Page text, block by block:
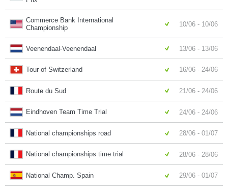
Commerce Bank International
Championship
10/06 - 10/06
Veenendaal-Veenendaal 13/06 - 13/06
Tour of Switzerland 16/06 - 24/06
Route du Sud 21/06 - 24/06
Eindhoven Team Time Trial 24/06 - 24/06
National championships road 28/06 - 01/07
National championships time trial 28/06 - 28/06
National Champ. Spain 29/06 - 01/07